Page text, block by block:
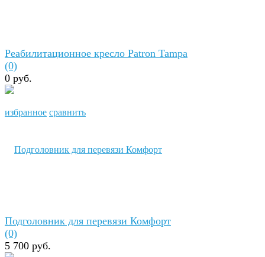
избранное сравнить
Реабилитационное кресло Patron Tampa
(0)
0 руб.
Подголовник для перевязи Комфорт
(0)
5 700 руб.